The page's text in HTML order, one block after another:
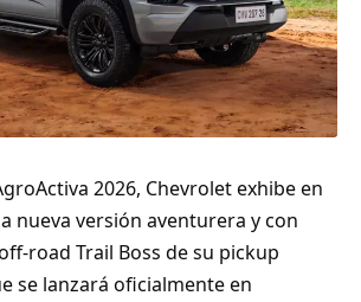
2026, Chevrolet exhibe en
nueva versión aventurera y con
road Trail Boss de su pickup
se lanzará oficialmente en